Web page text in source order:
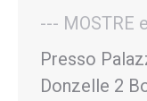
--- MOSTRE
Presso
Donzelle 2